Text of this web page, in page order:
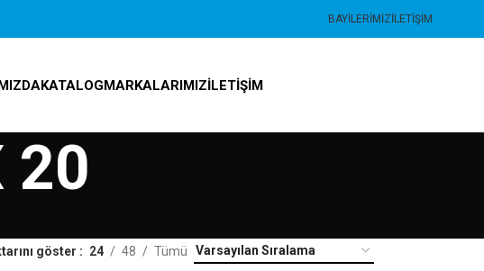
BAYILERIMIZİLETIŞIM
KATALOGMARKALARIMIZİLETIŞIM
20
göster 24 48 Tümü